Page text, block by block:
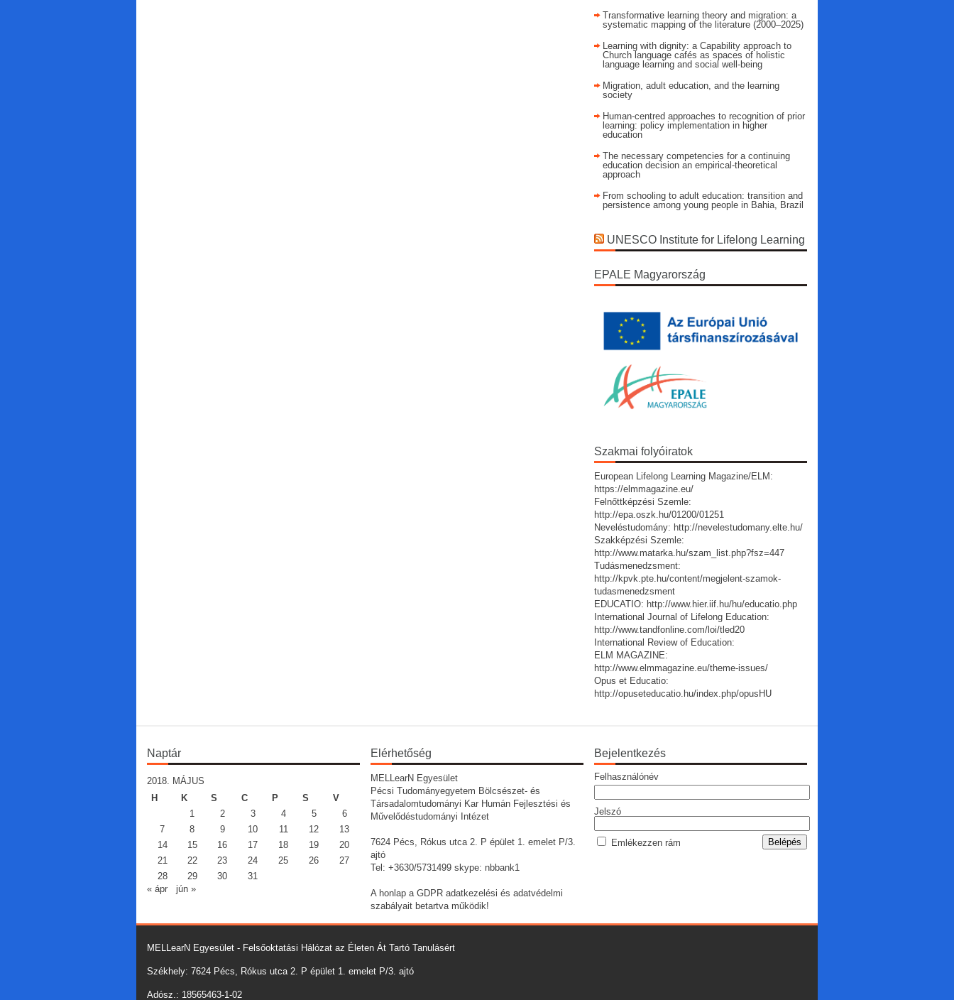
Transformative learning theory and migration: a
systematic mapping of the literature (2000–2025)
Learning with dignity: a Capability approach to
Church language cafés as spaces of holistic
language learning and social well-being
Migration, adult education, and the learning
society
Human-centred approaches to recognition of prior
learning: policy implementation in higher
education
The necessary competencies for a continuing
education decision an empirical-theoretical
approach
From schooling to adult education: transition and
persistence among young people in Bahia, Brazil
UNESCO Institute for Lifelong Learning
EPALE Magyarország
Szakmai folyóiratok
European Lifelong Learning Magazine/ELM:
https://elmmagazine.eu/
Felnőttképzési Szemle:
http://epa.oszk.hu/01200/01251
Neveléstudomány: http://nevelestudomany.elte.hu/
Szakképzési Szemle:
http://www.matarka.hu/szam_list.php?fsz=447
Tudásmenedzsment:
http://kpvk.pte.hu/content/megjelent-szamok-
tudasmenedzsment
EDUCATIO: http://www.hier.iif.hu/hu/educatio.php
International Journal of Lifelong Education:
http://www.tandfonline.com/loi/tled20
International Review of Education:
ELM MAGAZINE:
http://www.elmmagazine.eu/theme-issues/
Opus et Educatio:
http://opuseteducatio.hu/index.php/opusHU
Naptár
2018. MÁJUS
H
K S C P S
V
1
2 3 4 5
6
7
8 9 10 11 12
13
14
15 16 17 18 19
20
21
22 23 24 25 26
27
28
29 30
31
« ápr
jún »
Elérhetőség
MELLearN Egyesület
Pécsi Tudományegyetem Bölcsészet- és
Társadalomtudományi Kar Humán Fejlesztési és
Művelődéstudományi Intézet
7624 Pécs, Rókus utca 2. P épület 1. emelet P/3.
ajtó
Tel: +3630/5731499 skype: nbbank1
A honlap a GDPR adatkezelési és adatvédelmi
szabályait betartva működik!
Bejelentkezés
Felhasználónév
Jelszó
Emlékezzen rám
MELLearN Egyesület - Felsőoktatási Hálózat az Életen Át Tartó Tanulásért
Székhely: 7624 Pécs, Rókus utca 2. P épület 1. emelet P/3. ajtó
Adósz.: 18565463-1-02